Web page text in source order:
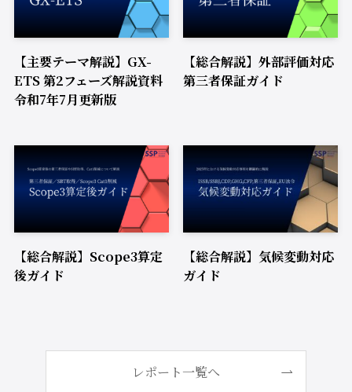
【主要テーマ解説】GX-
ETS 第2フェーズ解説資料
令和7年7月更新版
【総合解説】外部評価対応
第三者保証ガイド
【総合解説】Scope3算定
後ガイド
【総合解説】気候変動対応
ガイド
レポート一覧へ